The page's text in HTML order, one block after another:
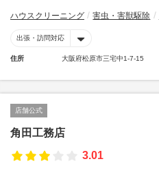
ハウスクリーニング 害虫・害獣駆除
出張・訪問対応
住所 大阪府松原市三宅中1-7-15
店舗公式
角田工務店
3.01